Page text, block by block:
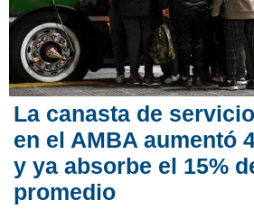
La canasta de
en el AMBA aumentó
y ya absorbe el 15%
promedio